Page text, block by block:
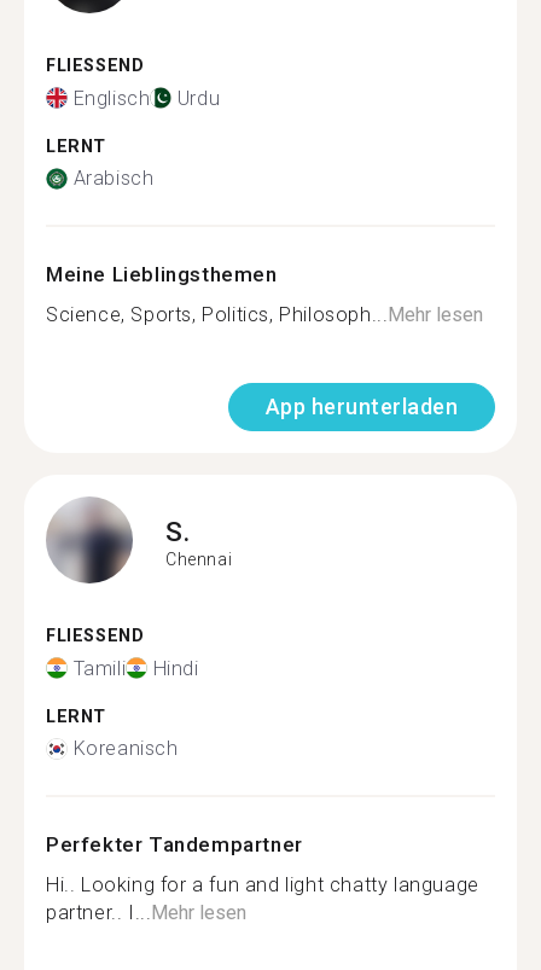
FLIESSEND
Englisch Urdu
LERNT
Arabisch
Meine Lieblingsthemen
Science, Sports, Politics, Philosoph...Mehr lesen
App herunterladen
S.
Chennai
FLIESSEND
Tamili Hindi
LERNT
Koreanisch
Perfekter Tandempartner
Hi.. Looking for a fun and light chatty language
partner.. I...Mehr lesen